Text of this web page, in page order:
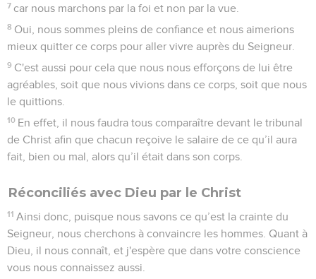
7 car nous marchons par la foi et non par la vue.
8 Oui, nous sommes pleins de confiance et nous aimerions
mieux quitter ce corps pour aller vivre auprès du Seigneur.
9 C'est aussi pour cela que nous nous efforçons de lui être
agréables, soit que nous vivions dans ce corps, soit que nous
le quittions.
10 En effet, il nous faudra tous comparaître devant le tribunal
de Christ afin que chacun reçoive le salaire de ce qu’il aura
fait, bien ou mal, alors qu’il était dans son corps.
Réconciliés avec Dieu par le Christ
11 Ainsi donc, puisque nous savons ce qu’est la crainte du
Seigneur, nous cherchons à convaincre les hommes. Quant à
Dieu, il nous connaît, et j'espère que dans votre conscience
vous nous connaissez aussi.